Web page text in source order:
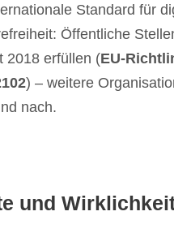
Standard für
Öffentliche
2018 erfüllen (EU-
) – weitere
nach.
und